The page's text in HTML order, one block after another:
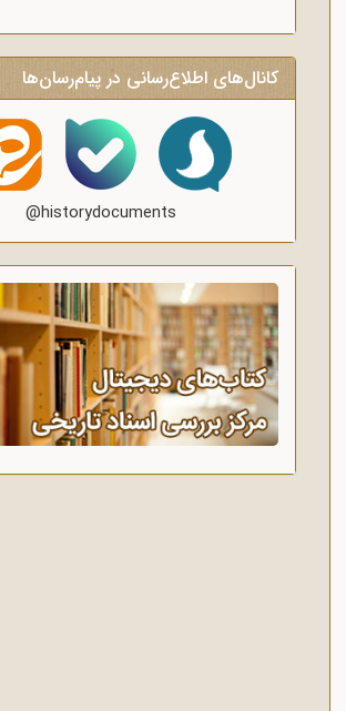
کانال‌های اطلاع‌رسانی در پیام‌رسان‌ها
@historydocuments